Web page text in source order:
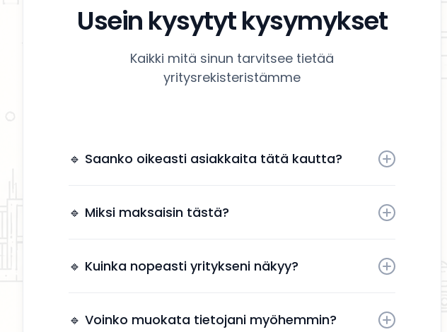
Usein kysytyt kysymykset
Kaikki mitä sinun tarvitsee tietää
yritysrekisteristämme
🔹 Saanko oikeasti asiakkaita tätä kautta?
remonttipalveluita alueellasi.
🔹 Miksi maksaisin tästä?
tarvitsee käyttää aikaa markkinointiin.
🔹 Kuinka nopeasti yritykseni näkyy?
jälkeen.
🔹 Voinko muokata tietojani myöhemmin?